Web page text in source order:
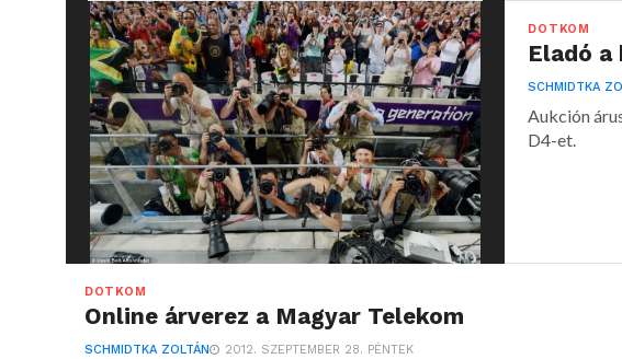
DOTKOM
Eladó a
SCHMIDTKA
Aukción
D4-et.
DOTKOM
Online árverez a Magyar Telekom
SCHMIDTKA ZOLTÁN 2012. SZEPTEMBER 28. PÉNTEK